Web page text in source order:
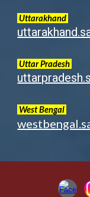
Uttarakhand
Uttar Pradesh
West Bengal